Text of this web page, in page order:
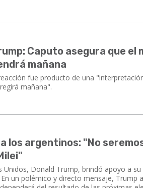
Caputo asegura que
mañana
fue producto de una
mañana".
los argentinos: "No
Donald Trump, brindó apoyo a su
un polémico y directo mensaje, Trump